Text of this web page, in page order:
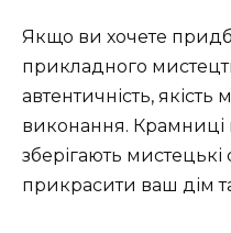
Якщо ви хочете
прикладного
автентичність, якість
виконання. Крамниці
зберігають мистецькі
прикрасити ваш дім